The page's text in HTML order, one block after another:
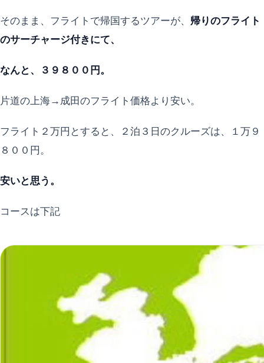
そのまま、フライトで帰国するツアーが、 帰りのフライト
のサーチャージ付きにて、
なんと、３９８００円。
片道の上海→成田のフライト価格より安い。
フライト２万円とすると、２泊３日のクルーズは、１万９
８００円。
安いと思う。
コースは下記